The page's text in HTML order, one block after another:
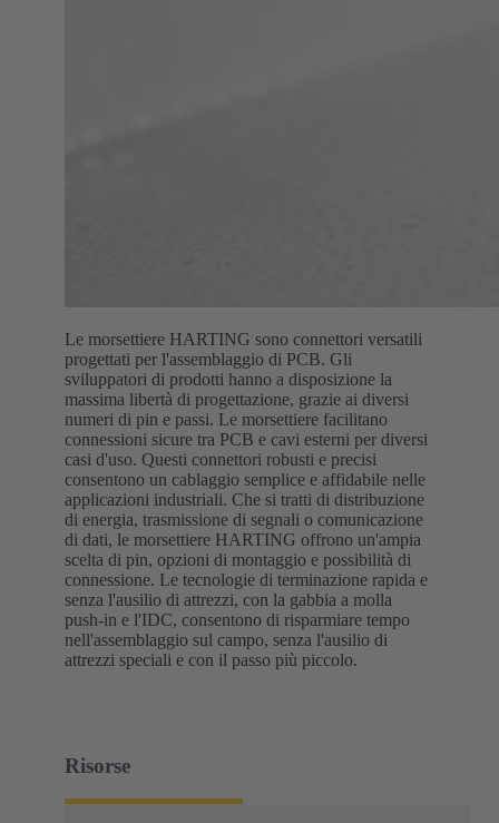
Le morsettiere HARTING sono connettori versatili
progettati per l'assemblaggio di PCB. Gli
sviluppatori di prodotti hanno a disposizione la
massima libertà di progettazione, grazie ai diversi
numeri di pin e passi. Le morsettiere facilitano
connessioni sicure tra PCB e cavi esterni per diversi
casi d'uso. Questi connettori robusti e precisi
consentono un cablaggio semplice e affidabile nelle
applicazioni industriali. Che si tratti di distribuzione
di energia, trasmissione di segnali o comunicazione
di dati, le morsettiere HARTING offrono un'ampia
scelta di pin, opzioni di montaggio e possibilità di
connessione. Le tecnologie di terminazione rapida e
senza l'ausilio di attrezzi, con la gabbia a molla
push-in e l'IDC, consentono di risparmiare tempo
nell'assemblaggio sul campo, senza l'ausilio di
attrezzi speciali e con il passo più piccolo.
Risorse